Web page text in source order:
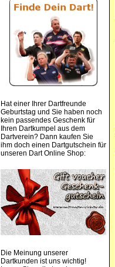
Hat einer Ihrer Dartfreunde
Geburtstag und Sie haben noch
kein passendes Geschenk für
Ihren Dartkumpel aus dem
Dartverein? Dann kaufen Sie
ihm doch einen Dartgutschein für
unseren Dart Online Shop:
Die Meinung unserer
Dartkunden ist uns wichtig!